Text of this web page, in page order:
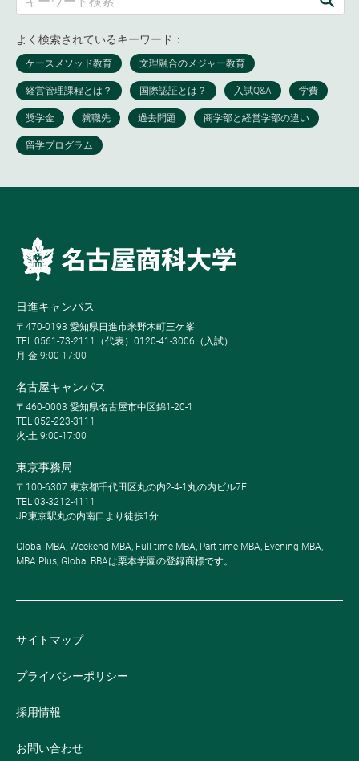
よく検索されているキーワード：
日進キャンパス
〒470-0193 愛知県日進市米野木町三ケ峯
TEL 0561-73-2111（代表）0120-41-3006（入試）
月-金 9:00-17:00
名古屋キャンパス
〒460-0003 愛知県名古屋市中区錦1-20-1
TEL 052-223-3111
火-土 9:00-17:00
東京事務局
〒100-6307 東京都千代田区丸の内2-4-1丸の内ビル7F
TEL 03-3212-4111
JR東京駅丸の内南口より徒歩1分
Global MBA, Weekend MBA, Full-time MBA, Part-time MBA, Evening MBA,
MBA Plus, Global BBAは栗本学園の登録商標です。
サイトマップ
プライバシーポリシー
採用情報
お問い合わせ